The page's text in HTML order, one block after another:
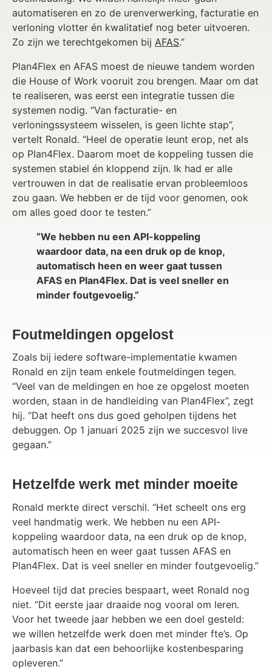
automatiseren en zo de urenverwerking, facturatie en
verloning vlotter én kwalitatief nog beter uitvoeren.
Zo zijn we terechtgekomen bij AFAS.”
Plan4Flex en AFAS moest de nieuwe tandem worden
die House of Work vooruit zou brengen. Maar om dat
te realiseren, was eerst een integratie tussen die
systemen nodig. “Van facturatie- en
verloningssysteem wisselen, is geen lichte stap”,
vertelt Ronald. “Heel de operatie leunt erop, net als
op Plan4Flex. Daarom moet de koppeling tussen die
systemen stabiel én kloppend zijn. Ik had er alle
vertrouwen in dat de realisatie ervan probleemloos
zou gaan. We hebben er de tijd voor genomen, ook
om alles goed door te testen.”
“We hebben nu een API-koppeling
waardoor data, na een druk op de knop,
automatisch heen en weer gaat tussen
AFAS en Plan4Flex. Dat is veel sneller en
minder foutgevoelig.”
Foutmeldingen opgelost
Zoals bij iedere software-implementatie kwamen
Ronald en zijn team enkele foutmeldingen tegen.
“Veel van de meldingen en hoe ze opgelost moeten
worden, staan in de handleiding van Plan4Flex”, zegt
hij. “Dat heeft ons dus goed geholpen tijdens het
debuggen. Op 1 januari 2025 zijn we succesvol live
gegaan.”
Hetzelfde werk met minder moeite
Ronald merkte direct verschil. “Het scheelt ons erg
veel handmatig werk. We hebben nu een API-
koppeling waardoor data, na een druk op de knop,
automatisch heen en weer gaat tussen AFAS en
Plan4Flex. Dat is veel sneller en minder foutgevoelig.”
Hoeveel tijd dat precies bespaart, weet Ronald nog
niet. “Dit eerste jaar draaide nog vooral om leren.
Voor het tweede jaar hebben we een doel gesteld:
we willen hetzelfde werk doen met minder fte’s. Op
jaarbasis kan dat een behoorlijke kostenbesparing
opleveren.”